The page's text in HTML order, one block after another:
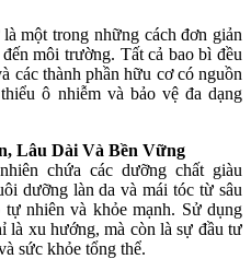
một trong những cách đơn giản
môi trường. Tất cả bao bì đều
các thành phần hữu cơ có nguồn
ô nhiễm và bảo vệ đa dạng
Lâu Dài Và Bền Vững
chứa các dưỡng chất giàu
dưỡng làn da và mái tóc từ sâu
nhiên và khỏe mạnh. Sử dụng
là xu hướng, mà còn là sự đầu tư
sức khỏe tổng thể.